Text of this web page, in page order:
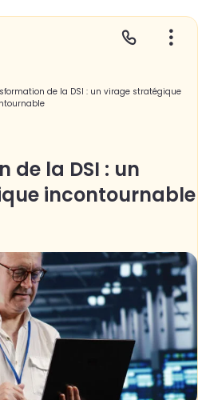
de la DSI : un virage stratégique
de la DSI : un
incontournable